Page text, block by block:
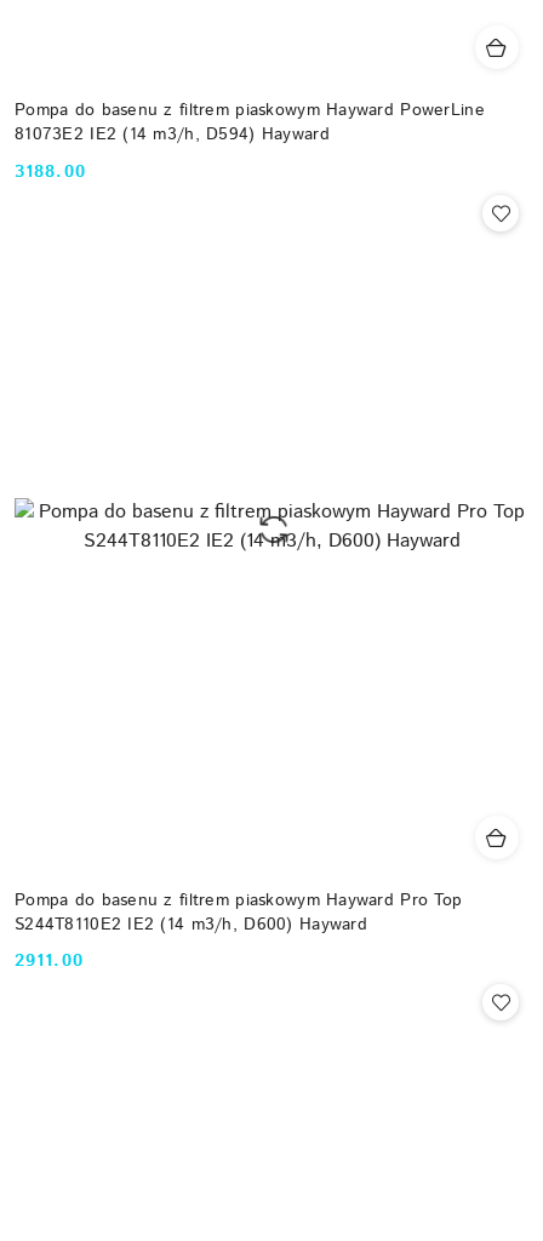
Pompa do basenu z filtrem piaskowym Hayward PowerLine
81073E2 IE2 (14 m3/h, D594) Hayward
Cena:
3188.00
Pompa do basenu z filtrem piaskowym Hayward Pro Top
S244T8110E2 IE2 (14 m3/h, D600) Hayward
Cena:
2911.00